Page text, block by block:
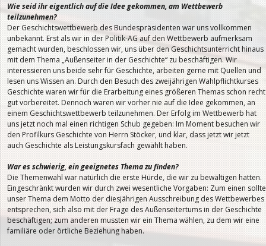
Wie seid ihr eigentlich auf die Idee gekommen, am Wettbewerb
teilzunehmen?
Der Geschichtswettbewerb des Bundespräsidenten war uns vollkommen
unbekannt. Erst als wir in der Politik-AG auf den Wettbewerb aufmerksam
gemacht wurden, beschlossen wir, uns über den Geschichtsunterricht hinaus
mit dem Thema „Außenseiter in der Geschichte“ zu beschäftigen. Wir
interessieren uns beide sehr für Geschichte, arbeiten gerne mit Quellen und
lesen uns Wissen an. Durch den Besuch des zweijährigen Wahlpflichtkurses
Geschichte waren wir für die Erarbeitung eines größeren Themas schon recht
gut vorbereitet. Dennoch waren wir vorher nie auf die Idee gekommen, an
einem Geschichtswettbewerb teilzunehmen. Der Erfolg im Wettbewerb hat
uns jetzt noch mal einen richtigen Schub gegeben: Im Moment besuchen wir
den Profilkurs Geschichte von Herrn Stöcker, und klar, dass jetzt wir jetzt
auch Geschichte als Leistungskursfach gewählt haben.
War es schwierig, ein geeignetes Thema zu finden?
Die Themenwahl war natürlich die erste Hürde, die wir zu bewältigen hatten.
Eingeschränkt wurden wir durch zwei wesentliche Vorgaben: Zum einen sollte
unser Thema dem Motto der diesjährigen Ausschreibung des Wettbewerbes
entsprechen, sich also mit der Frage des Außenseitertums in der Geschichte
beschäftigen; zum anderen mussten wir ein Thema wählen, zu dem wir eine
familiäre oder örtliche Beziehung haben.